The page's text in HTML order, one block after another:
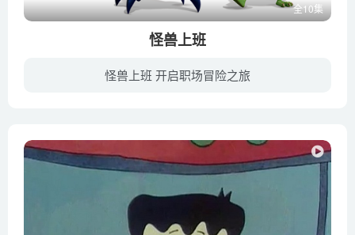
全10集
怪兽上班
怪兽上班 开启职场冒险之旅